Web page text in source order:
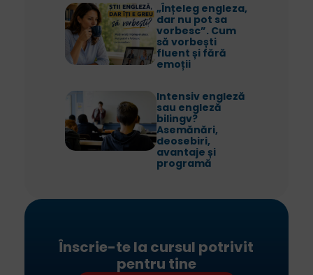
„Înțeleg engleza,
dar nu pot sa
vorbesc”. Cum
să vorbești
fluent și fără
emoții
Intensiv engleză
sau engleză
bilingv?
Asemănări,
deosebiri,
avantaje și
programă
Înscrie-te la cursul potrivit
pentru tine